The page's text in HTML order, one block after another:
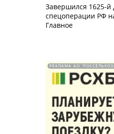
Завершился 1625-й
спецоперации РФ
Главное
РЕКЛАМА АО